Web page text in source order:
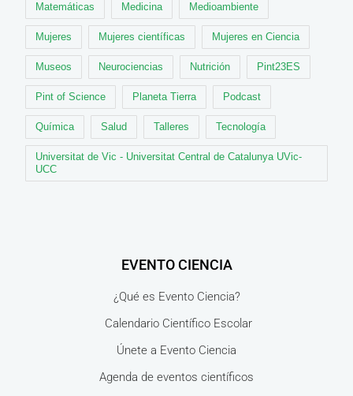
Matemáticas Medicina Medioambiente
Mujeres Mujeres científicas Mujeres en Ciencia
Museos Neurociencias Nutrición Pint23ES
Pint of Science Planeta Tierra Podcast
Química Salud Talleres Tecnología
Universitat de Vic - Universitat Central de Catalunya UVic-
UCC
EVENTO CIENCIA
¿Qué es Evento Ciencia?
Calendario Científico Escolar
Únete a Evento Ciencia
Agenda de eventos científicos